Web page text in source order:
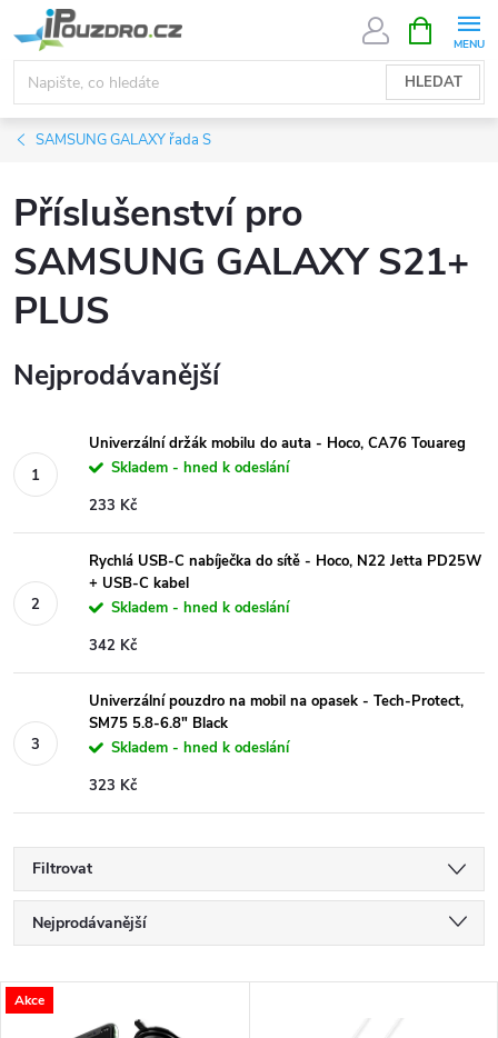
na
obsah
HLEDAT
NÁKUPNÍ
KOŠÍK
SAMSUNG GALAXY řada S
Příslušenství pro
SAMSUNG GALAXY S21+
PLUS
Nejprodávanější
Univerzální držák mobilu do auta - Hoco, CA76 Touareg
Skladem - hned k odeslání
233 Kč
Rychlá USB-C nabíječka do sítě - Hoco, N22 Jetta PD25W
+ USB-C kabel
Skladem - hned k odeslání
342 Kč
Univerzální pouzdro na mobil na opasek - Tech-Protect,
SM75 5.8-6.8" Black
Skladem - hned k odeslání
323 Kč
Filtrovat
Ř
a
Nejprodávanější
Nejdražší
V
Akce